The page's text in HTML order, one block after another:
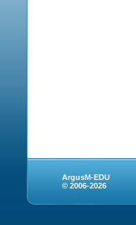
ArgusM-EDU
© 2006-2026